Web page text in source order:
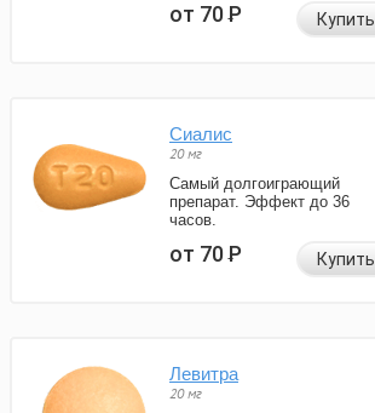
от 70Р Купить
Сиалис
20 мг
Самый долгоиграющий
препарат. Эффект до 36
часов.
от 70Р Купить
Левитра
20 мг